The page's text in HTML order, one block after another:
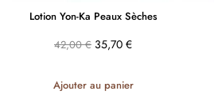
Lotion Yon-Ka Peaux Sèches
42,00€ 35,70 €
Ajouter au panier